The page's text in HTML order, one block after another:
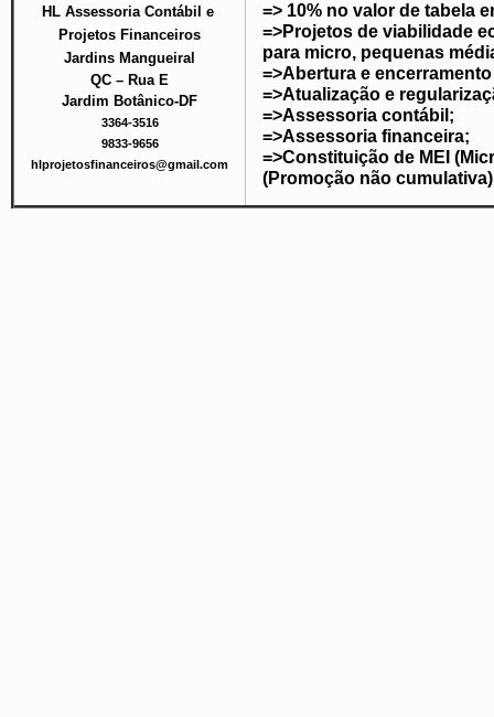
HL Assessoria Contábil e
Projetos Financeiros
Jardins Mangueiral
QC – Rua E
Jardim Botânico-DF
3364-3516
9833-9656
hlprojetosfinanceiros@gmail.com
=> 10% no valor de tabela
=>Projetos de viabilidade
para micro, pequenas
=>Abertura e
=>Atualização e
=>Assessoria contábil;
=>Assessoria financeira;
=>Constituição de MEI
(Promoção não cumulativa)